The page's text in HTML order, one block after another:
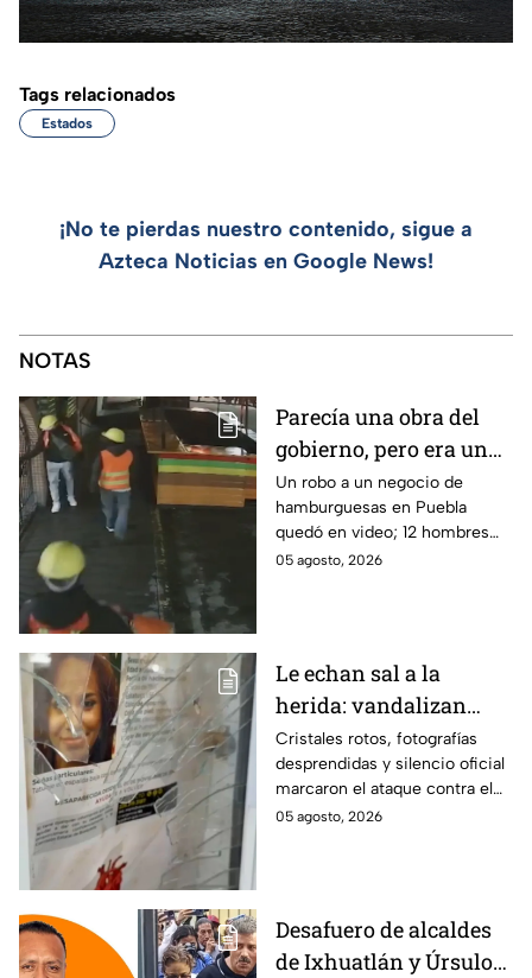
Tags relacionados
Estados
¡No te pierdas nuestro contenido, sigue a
Azteca Noticias en Google News!
NOTAS
Parecía una obra del
gobierno, pero era un
robo planeado: Así
saquearon negocio de
hamburguesas en
Puebla
Un robo a un negocio de
hamburguesas en Puebla
quedó en video; 12 hombres
habrían fingido ser
05 agosto, 2026
Le echan sal a la
herida: vandalizan
memorial de
desaparecidos en
Veracruz en medio de
crisis
Cristales rotos, fotografías
desprendidas y silencio oficial
marcaron el ataque contra el
memorial de desaparecidos,
05 agosto, 2026
Desafuero de alcaldes
de Ixhuatlán y Úrsulo